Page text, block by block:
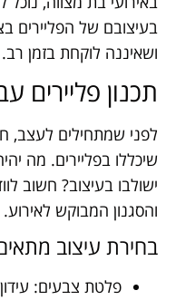
בעיצובם של הפליירים
ושאיננה לוקחת בזמן רב.
תכנון פליירים
לפני שמתחילים לעצב,
שיכללו בפליירים. מה
ישולבו בעיצוב? חשוב
והסגנון המבוקש לאירוע.
בחירת עיצוב
פלטת צבעים: